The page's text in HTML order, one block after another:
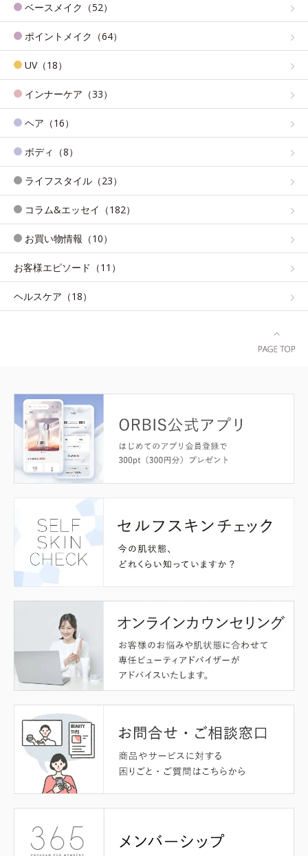
ベースメイク（52）
ポイントメイク（64）
UV（18）
インナーケア（33）
ヘア（16）
ボディ（8）
ライフスタイル（23）
コラム&エッセイ（182）
お買い物情報（10）
お客様エピソード（11）
ヘルスケア（18）